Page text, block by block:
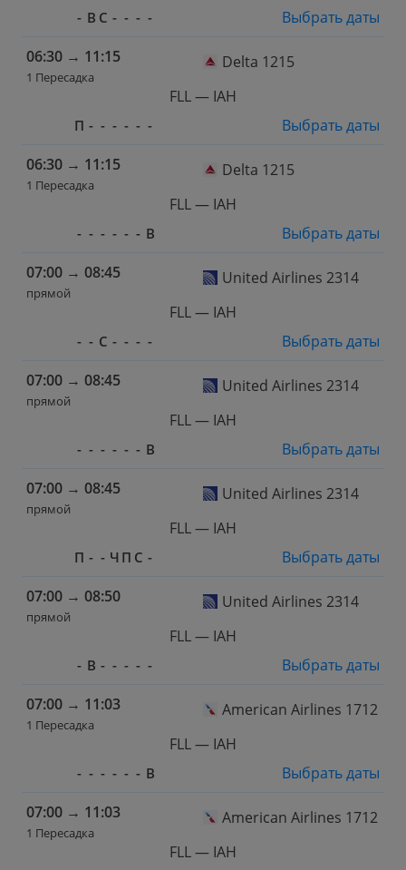
- В С - - - -
Выбрать даты
06:30 → 11:15
1 Пересадка
Delta 1215
FLL — IAH
П - - - - - -
Выбрать даты
06:30 → 11:15
1 Пересадка
Delta 1215
FLL — IAH
- - - - - - В
Выбрать даты
07:00 → 08:45
прямой
United Airlines 2314
FLL — IAH
- - С - - - -
Выбрать даты
07:00 → 08:45
прямой
United Airlines 2314
FLL — IAH
- - - - - - В
Выбрать даты
07:00 → 08:45
прямой
United Airlines 2314
FLL — IAH
П - - Ч П С -
Выбрать даты
07:00 → 08:50
прямой
United Airlines 2314
FLL — IAH
- В - - - - -
Выбрать даты
07:00 → 11:03
1 Пересадка
American Airlines 1712
FLL — IAH
- - - - - - В
Выбрать даты
07:00 → 11:03
1 Пересадка
American Airlines 1712
FLL — IAH